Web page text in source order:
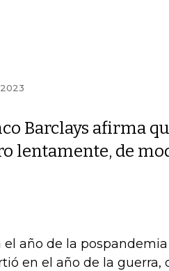
Barclays afirma
lentamente, de
año de la
en el año de la guerra,